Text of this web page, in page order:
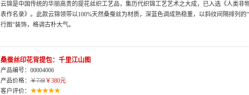
云锦是中国传统的华丽高贵的提花丝织工艺品，集历代织锦工艺艺术之大成，已入选《人类非
表作名录》。此款云锦领带以100%天然桑蚕丝为材质，深蓝色调成熟稳重，以斜纹间隔排列的
行图”装饰，格调古朴大气。
桑蚕丝印花背提包：千里江山图
产品编号：00004006
产品价格： ￥738￥380元
客户评价：